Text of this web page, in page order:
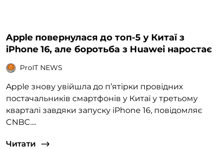
Apple повернулася до топ-5 у Китаї з
iPhone 16, але боротьба з Huawei наростає
ProIT NEWS
Apple знову увійшла до п’ятірки провідних
постачальників смартфонів у Китаї у третьому
кварталі завдяки запуску iPhone 16, повідомляє
CNBC....
Читати